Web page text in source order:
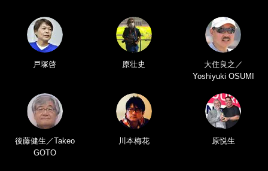
戸塚啓 原壮史
大住良之／
Yoshiyuki OSUMI
後藤健生／Takeo
GOTO
川本梅花 原悦生